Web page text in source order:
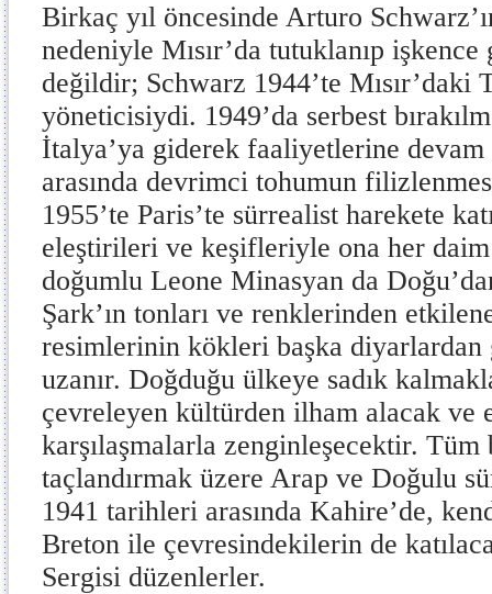
Birkaç yıl öncesinde Arturo
nedeniyle Mısır’da tutuklanıp
değildir; Schwarz 1944’te Mısır’daki
yöneticisiydi. 1949’da serbest
İtalya’ya giderek faaliyetlerine
arasında devrimci tohumun
1955’te Paris’te sürrealist harekete
eleştirileri ve keşifleriyle ona her daim
doğumlu Leone Minasyan da
Şark’ın tonları ve renklerinden
resimlerinin kökleri başka
uzanır. Doğduğu ülkeye sadık
çevreleyen kültürden ilham alacak ve
karşılaşmalarla zenginleşecektir. Tüm
taçlandırmak üzere Arap ve Doğulu
1941 tarihleri arasında Kahire’de,
Breton ile çevresindekilerin de
Sergisi düzenlerler.